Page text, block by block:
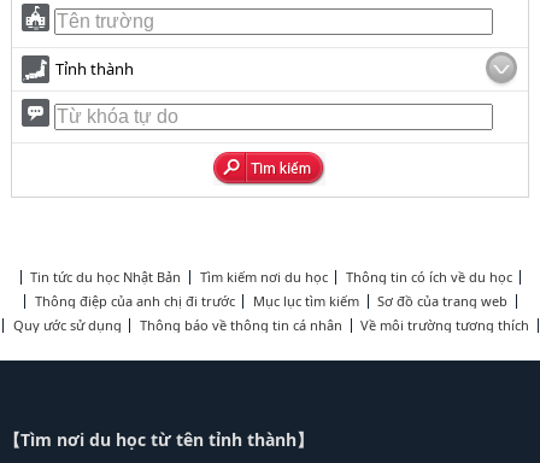
Tỉnh thành
Tin tức du học Nhật Bản Tìm kiếm nơi du học
Thông tin có ích về du học
Thông điệp của anh chị đi trước
Mục lục tìm kiếm
Sơ đồ của trang web
Quy ước sử dụng
Thông báo về thông tin cá nhân Về môi trường tương thích
【Tìm nơi du học từ tên tỉnh thành】